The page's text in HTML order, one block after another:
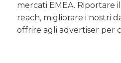
mercati EMEA. Riportare
reach, migliorare i nostri
offrire agli advertiser per